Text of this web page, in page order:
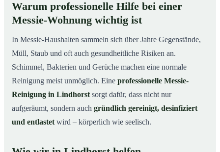
Warum professionelle Hilfe bei einer
Messie-Wohnung wichtig ist
In Messie-Haushalten sammeln sich über Jahre Gegenstände,
Müll, Staub und oft auch gesundheitliche Risiken an.
Schimmel, Bakterien und Gerüche machen eine normale
Reinigung meist unmöglich. Eine professionelle Messie-
Reinigung in Lindhorst sorgt dafür, dass nicht nur
aufgeräumt, sondern auch gründlich gereinigt, desinfiziert
und entlastet wird – körperlich wie seelisch.